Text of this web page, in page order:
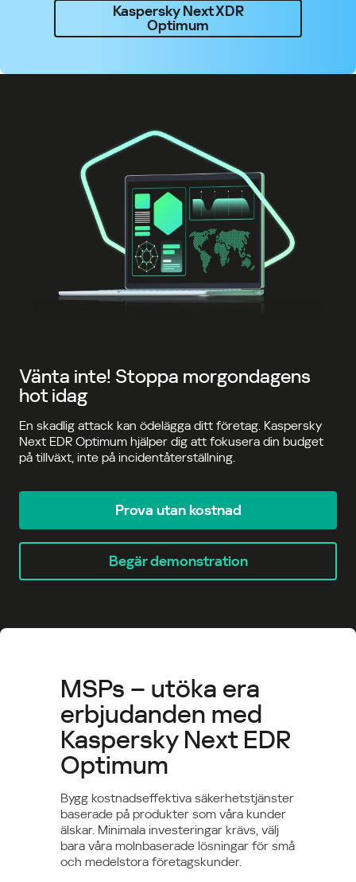
Kaspersky Next XDR
Optimum
Vänta inte! Stoppa morgondagens
hot idag
En skadlig attack kan ödelägga ditt företag. Kaspersky
Next EDR Optimum hjälper dig att fokusera din budget
på tillväxt, inte på incidentåterställning.
Prova utan kostnad
Begär demonstration
MSPs – utöka era
erbjudanden med
Kaspersky Next EDR
Optimum
Bygg kostnadseffektiva säkerhetstjänster
baserade på produkter som våra kunder
älskar. Minimala investeringar krävs, välj
bara våra molnbaserade lösningar för små
och medelstora företagskunder.